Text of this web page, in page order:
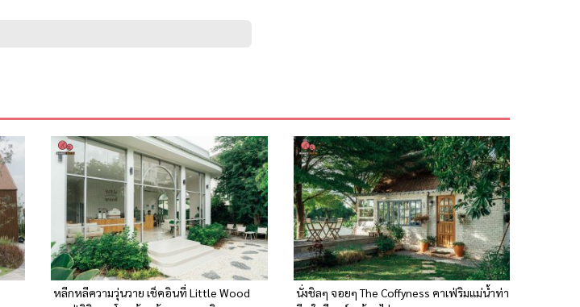
หลีกหลีความวุ่นวาย เช็คอินที่ Little Wood
นั่งชิลๆ จอยๆ The Coffyness คาเฟ่ริมแม่น้ำท่า